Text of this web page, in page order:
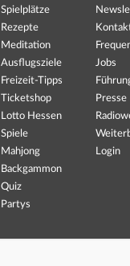
Spielplätze
Rezepte
Meditation
Ausflugsziele
Freizeit-Tipps
Ticketshop
Lotto Hessen
Spiele
Mahjong
Backgammon
Quiz
Partys
Jobs
Presse
Login